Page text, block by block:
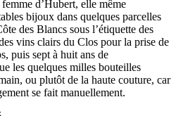
d’Hubert, elle même
bijoux dans quelques parcelles
des Blancs sous l’étiquette des
vins clairs du Clos pour la prise de
puis sept à huit ans de
les quelques milles bouteilles
ou plutôt de la haute couture, car
se fait manuellement.